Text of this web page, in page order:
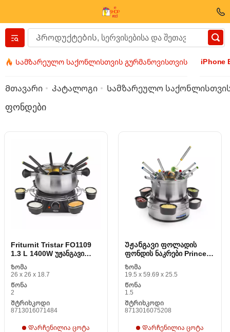
Სამზარეულო საქონლისთვის გურმანოვისთვის iPhone
Вернуться назад
აქსესუარები
ბიჯუტერია
მაჯის საათი
Მთავარი Კატალოგი Სამზარეულო
ფონდები
Friturnit Tristar FO1109
1.3 L 1400W უჟანგავი
ფოლადი
Ზომა
26 x 26 x 18.7
Წონა
2
Შტრიხკოდი
8713016071484
Დარჩენილია ცოტა
Უჟანგავი ფოლადის
ფონდის ნაკრები Princess
172680
Ზომა
19.5 x 59.69 x 25.5
Წონა
1.5
Შტრიხკოდი
8713016075208
Დარჩენილია ცოტა